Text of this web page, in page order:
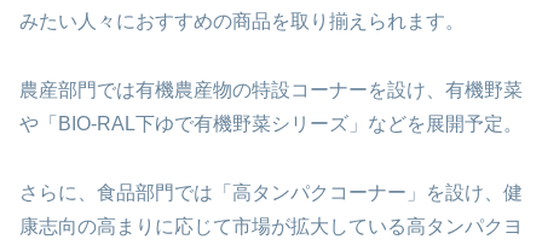
みたい人々におすすめの商品を取り揃えられます。
農産部門では有機農産物の特設コーナーを設け、有機野菜
や「BIO-RAL下ゆで有機野菜シリーズ」などを展開予定。
さらに、食品部門では「高タンパクコーナー」を設け、健
康志向の高まりに応じて市場が拡大している高タンパクヨ